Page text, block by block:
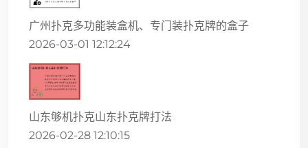
广州扑克多功能装盒机、专门装扑克牌的盒子
2026-03-01 12:12:24
山东够机扑克山东扑克牌打法
2026-02-28 12:10:15